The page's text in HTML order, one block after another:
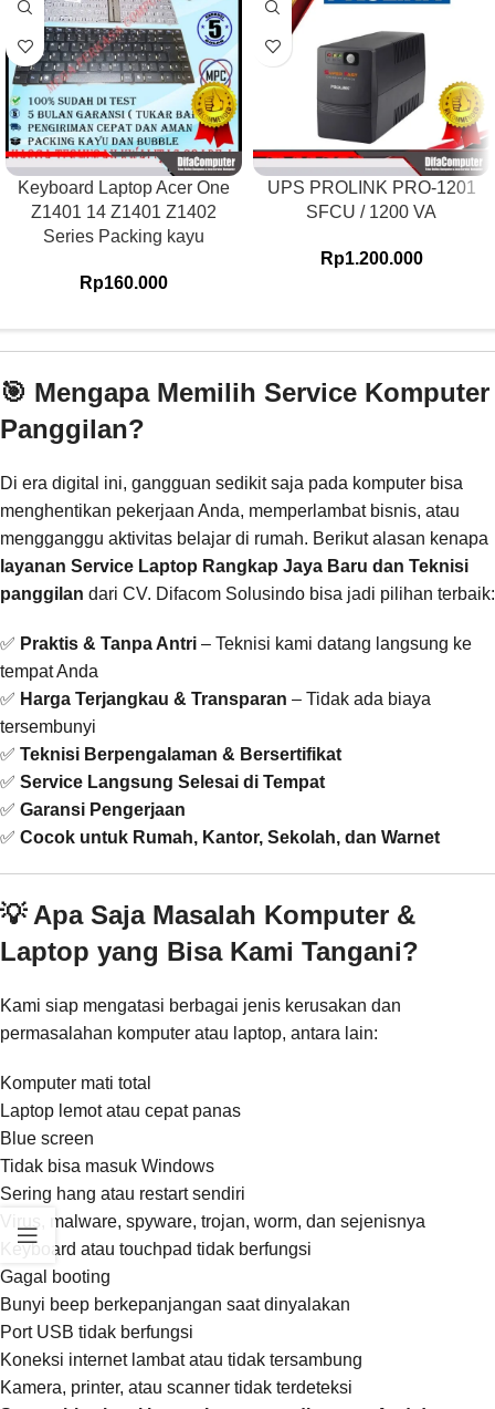
Keyboard Laptop Acer One
Z1401 14 Z1401 Z1402
Series Packing kayu
Rp160.000
UPS PROLINK PRO-1201
SFCU / 1200 VA
Rp1.200.000
🎯 Mengapa Memilih Service Komputer
Panggilan?
Di era digital ini, gangguan sedikit saja pada komputer bisa
menghentikan pekerjaan Anda, memperlambat bisnis, atau
mengganggu aktivitas belajar di rumah. Berikut alasan kenapa
layanan Service Laptop Rangkap Jaya Baru dan Teknisi
panggilan dari CV. Difacom Solusindo bisa jadi pilihan terbaik:
✅ Praktis & Tanpa Antri – Teknisi kami datang langsung ke
tempat Anda
✅ Harga Terjangkau & Transparan – Tidak ada biaya
tersembunyi
✅ Teknisi Berpengalaman & Bersertifikat
✅ Service Langsung Selesai di Tempat
✅ Garansi Pengerjaan
✅ Cocok untuk Rumah, Kantor, Sekolah, dan Warnet
💡 Apa Saja Masalah Komputer &
Laptop yang Bisa Kami Tangani?
Kami siap mengatasi berbagai jenis kerusakan dan
permasalahan komputer atau laptop, antara lain:
Komputer mati total
Laptop lemot atau cepat panas
Blue screen
Tidak bisa masuk Windows
Sering hang atau restart sendiri
Virus, malware, spyware, trojan, worm, dan sejenisnya
Keyboard atau touchpad tidak berfungsi
Gagal booting
Bunyi beep berkepanjangan saat dinyalakan
Port USB tidak berfungsi
Koneksi internet lambat atau tidak tersambung
Kamera, printer, atau scanner tidak terdeteksi